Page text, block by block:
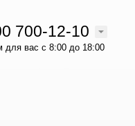
700-12-10
для вас с 8:00 до 18:00